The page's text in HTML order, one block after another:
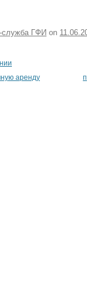
служба ГФИ on
аренду